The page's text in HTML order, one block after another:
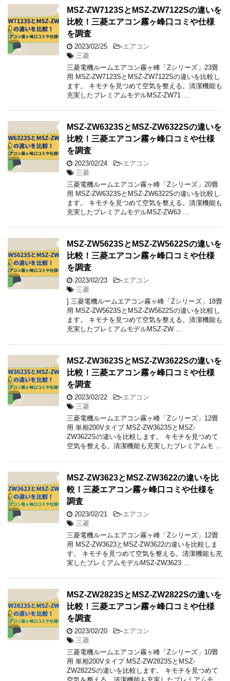
MSZ-ZW7123SとMSZ-ZW7122Sの違いを
比較！三菱エアコン霧ヶ峰口コミや仕様
を調査
2023/02/25 -エアコン
三菱
三菱電機ルームエアコン霧ヶ峰「Zシリーズ」23畳
用 MSZ-ZW7123SとMSZ-ZW7122Sの違いを比較し
ます。 キモチを見つめて空気を整える。清潔機能も
充実したプレミアムモデルMSZ-ZW71 …
MSZ-ZW6323SとMSZ-ZW6322Sの違いを
比較！三菱エアコン霧ヶ峰口コミや仕様
を調査
2023/02/24 -エアコン
三菱
三菱電機ルームエアコン霧ヶ峰「Zシリーズ」20畳
用 MSZ-ZW6323SとMSZ-ZW6322Sの違いを比較し
ます。 キモチを見つめて空気を整える。清潔機能も
充実したプレミアムモデルMSZ-ZW63 …
MSZ-ZW5623SとMSZ-ZW5622Sの違いを
比較！三菱エアコン霧ヶ峰口コミや仕様
を調査
2023/02/23 -エアコン
三菱
] 三菱電機ルームエアコン霧ヶ峰「Zシリーズ」18畳
用 MSZ-ZW5623SとMSZ-ZW5622Sの違いを比較し
ます。 キモチを見つめて空気を整える。清潔機能も
充実したプレミアムモデルMSZ-ZW …
MSZ-ZW3623SとMSZ-ZW3622Sの違いを
比較！三菱エアコン霧ヶ峰口コミや仕様
を調査
2023/02/22 -エアコン
三菱
三菱電機ルームエアコン霧ヶ峰「Zシリーズ」12畳
用 単相200Vタイプ MSZ-ZW3623SとMSZ-
ZW3622Sの違いを比較します。 キモチを見つめて
空気を整える。清潔機能も充実したプレミアムモ …
MSZ-ZW3623とMSZ-ZW3622の違いを比
較！三菱エアコン霧ヶ峰口コミや仕様を
調査
2023/02/21 -エアコン
三菱
三菱電機ルームエアコン霧ヶ峰「Zシリーズ」12畳
用 MSZ-ZW3623とMSZ-ZW3622の違いを比較しま
す。 キモチを見つめて空気を整える。清潔機能も充
実したプレミアムモデルMSZ-ZW3623 …
MSZ-ZW2823SとMSZ-ZW2822Sの違いを
比較！三菱エアコン霧ヶ峰口コミや仕様
を調査
2023/02/20 -エアコン
三菱
三菱電機ルームエアコン霧ヶ峰「Zシリーズ」10畳
用 単相200Vタイプ MSZ-ZW2823SとMSZ-
ZW2822Sの違いを比較します。 キモチを見つめて